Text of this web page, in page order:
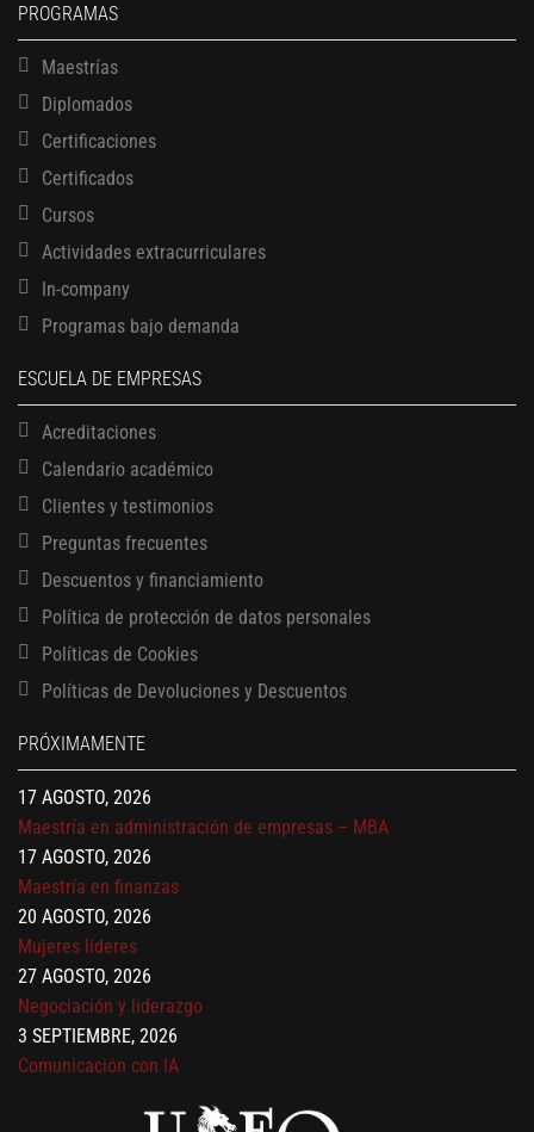
PROGRAMAS
Maestrías
Diplomados
Certificaciones
Certificados
Cursos
Actividades extracurriculares
In-company
Programas bajo demanda
ESCUELA DE EMPRESAS
Acreditaciones
Calendario académico
Clientes y testimonios
Preguntas frecuentes
Descuentos y financiamiento
Política de protección de datos personales
Políticas de Cookies
Políticas de Devoluciones y Descuentos
PRÓXIMAMENTE
13 AGOSTO, 2026
Finanzas para no financieros
Gerencia de empresas familiares
17 AGOSTO, 2026
Maestría en administración de empresas – MBA
17 AGOSTO, 2026
Maestría en finanzas
20 AGOSTO, 2026
Mujeres líderes
27 AGOSTO, 2026
Negociación y liderazgo
3 SEPTIEMBRE, 2026
Comunicación con IA
Gobernanza de datos